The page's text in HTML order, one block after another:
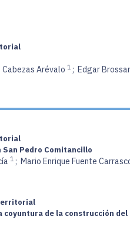
Cabezas Arévalo 1 ; Edgar
Pedro Comitancillo
1 ; Mario Enrique Fuente
de la construcción